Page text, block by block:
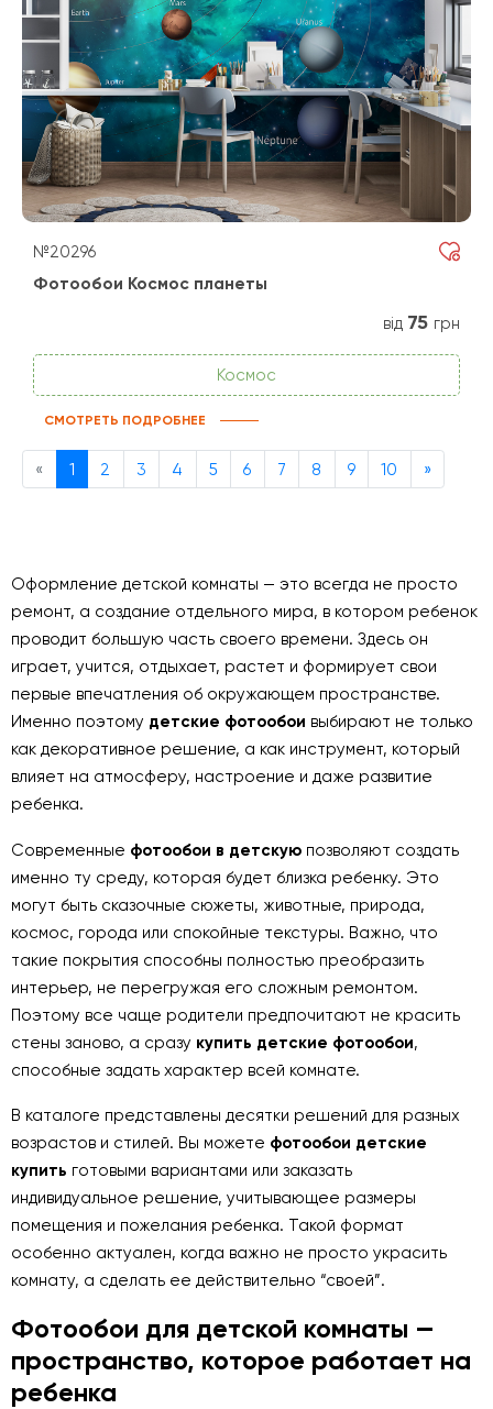
№20296
Фотообои Космос планеты
від 75 грн
Космос
СМОТРЕТЬ ПОДРОБНЕЕ
« Previous
1 2 3 4 5 6 7 8 9 10 »Next
Оформление детской комнаты — это всегда не просто
ремонт, а создание отдельного мира, в котором ребенок
проводит большую часть своего времени. Здесь он
играет, учится, отдыхает, растет и формирует свои
первые впечатления об окружающем пространстве.
Именно поэтому детские фотообои выбирают не только
как декоративное решение, а как инструмент, который
влияет на атмосферу, настроение и даже развитие
ребенка.
Современные фотообои в детскую позволяют создать
именно ту среду, которая будет близка ребенку. Это
могут быть сказочные сюжеты, животные, природа,
космос, города или спокойные текстуры. Важно, что
такие покрытия способны полностью преобразить
интерьер, не перегружая его сложным ремонтом.
Поэтому все чаще родители предпочитают не красить
стены заново, а сразу купить детские фотообои,
способные задать характер всей комнате.
В каталоге представлены десятки решений для разных
возрастов и стилей. Вы можете фотообои детские
купить готовыми вариантами или заказать
индивидуальное решение, учитывающее размеры
помещения и пожелания ребенка. Такой формат
особенно актуален, когда важно не просто украсить
комнату, а сделать ее действительно “своей”.
Фотообои для детской комнаты —
пространство, которое работает на
ребенка